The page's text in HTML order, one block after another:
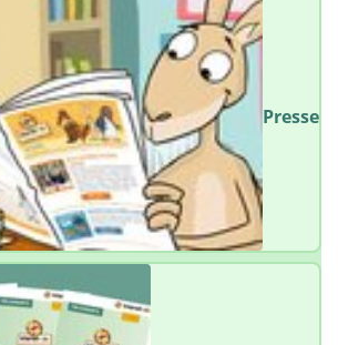
Presse